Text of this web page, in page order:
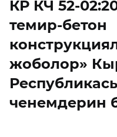
КР КЧ 52-
темир-бетон
жоболор»
ченемдерин